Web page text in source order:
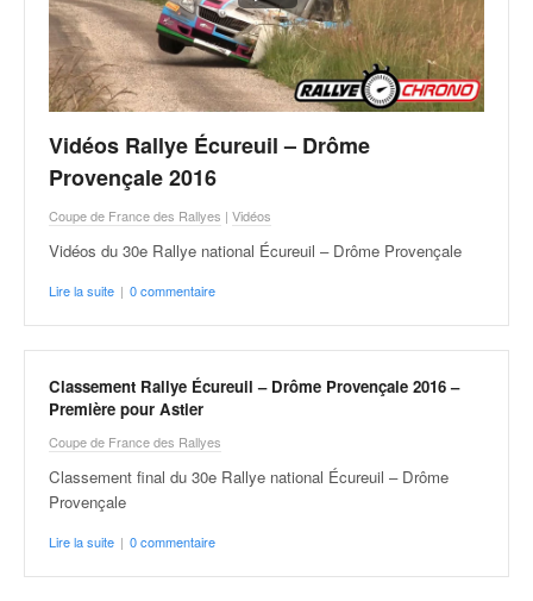
Vidéos Rallye Écureuil – Drôme
Provençale 2016
Coupe de France des Rallyes | Vidéos
Vidéos du 30e Rallye national Écureuil – Drôme Provençale
Lire la suite | 0 commentaire
Classement Rallye Écureuil – Drôme Provençale 2016 –
Première pour Astier
Coupe de France des Rallyes
Classement final du 30e Rallye national Écureuil – Drôme
Provençale
Lire la suite | 0 commentaire